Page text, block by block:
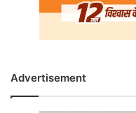
Advertisement